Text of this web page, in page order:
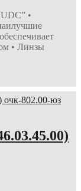
•
• Линзы